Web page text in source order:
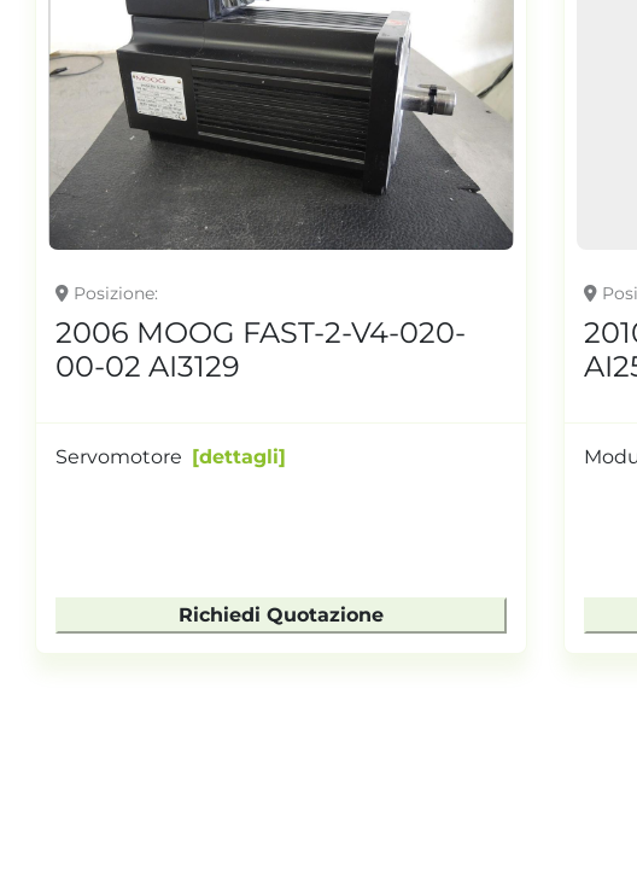
Posizione
2006 MOOG FAST-2-V4-020-
00-02 AI3129
Servomotore dettagli
Richiedi Quotazione